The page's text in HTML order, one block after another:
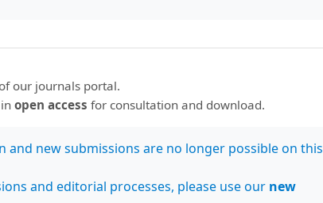
LatinREV
BASE
our journals portal.
open access for consultation and download.
and new submissions are no longer possible on this
and editorial processes, please use our new